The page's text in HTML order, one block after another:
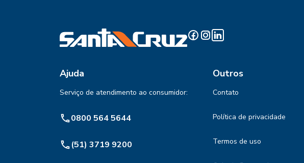
Ajuda
Serviço de atendimento ao consumidor:
0800 564 5644
(51) 3719 9200
Outros
Contato
Política de privacidade
Termos de uso